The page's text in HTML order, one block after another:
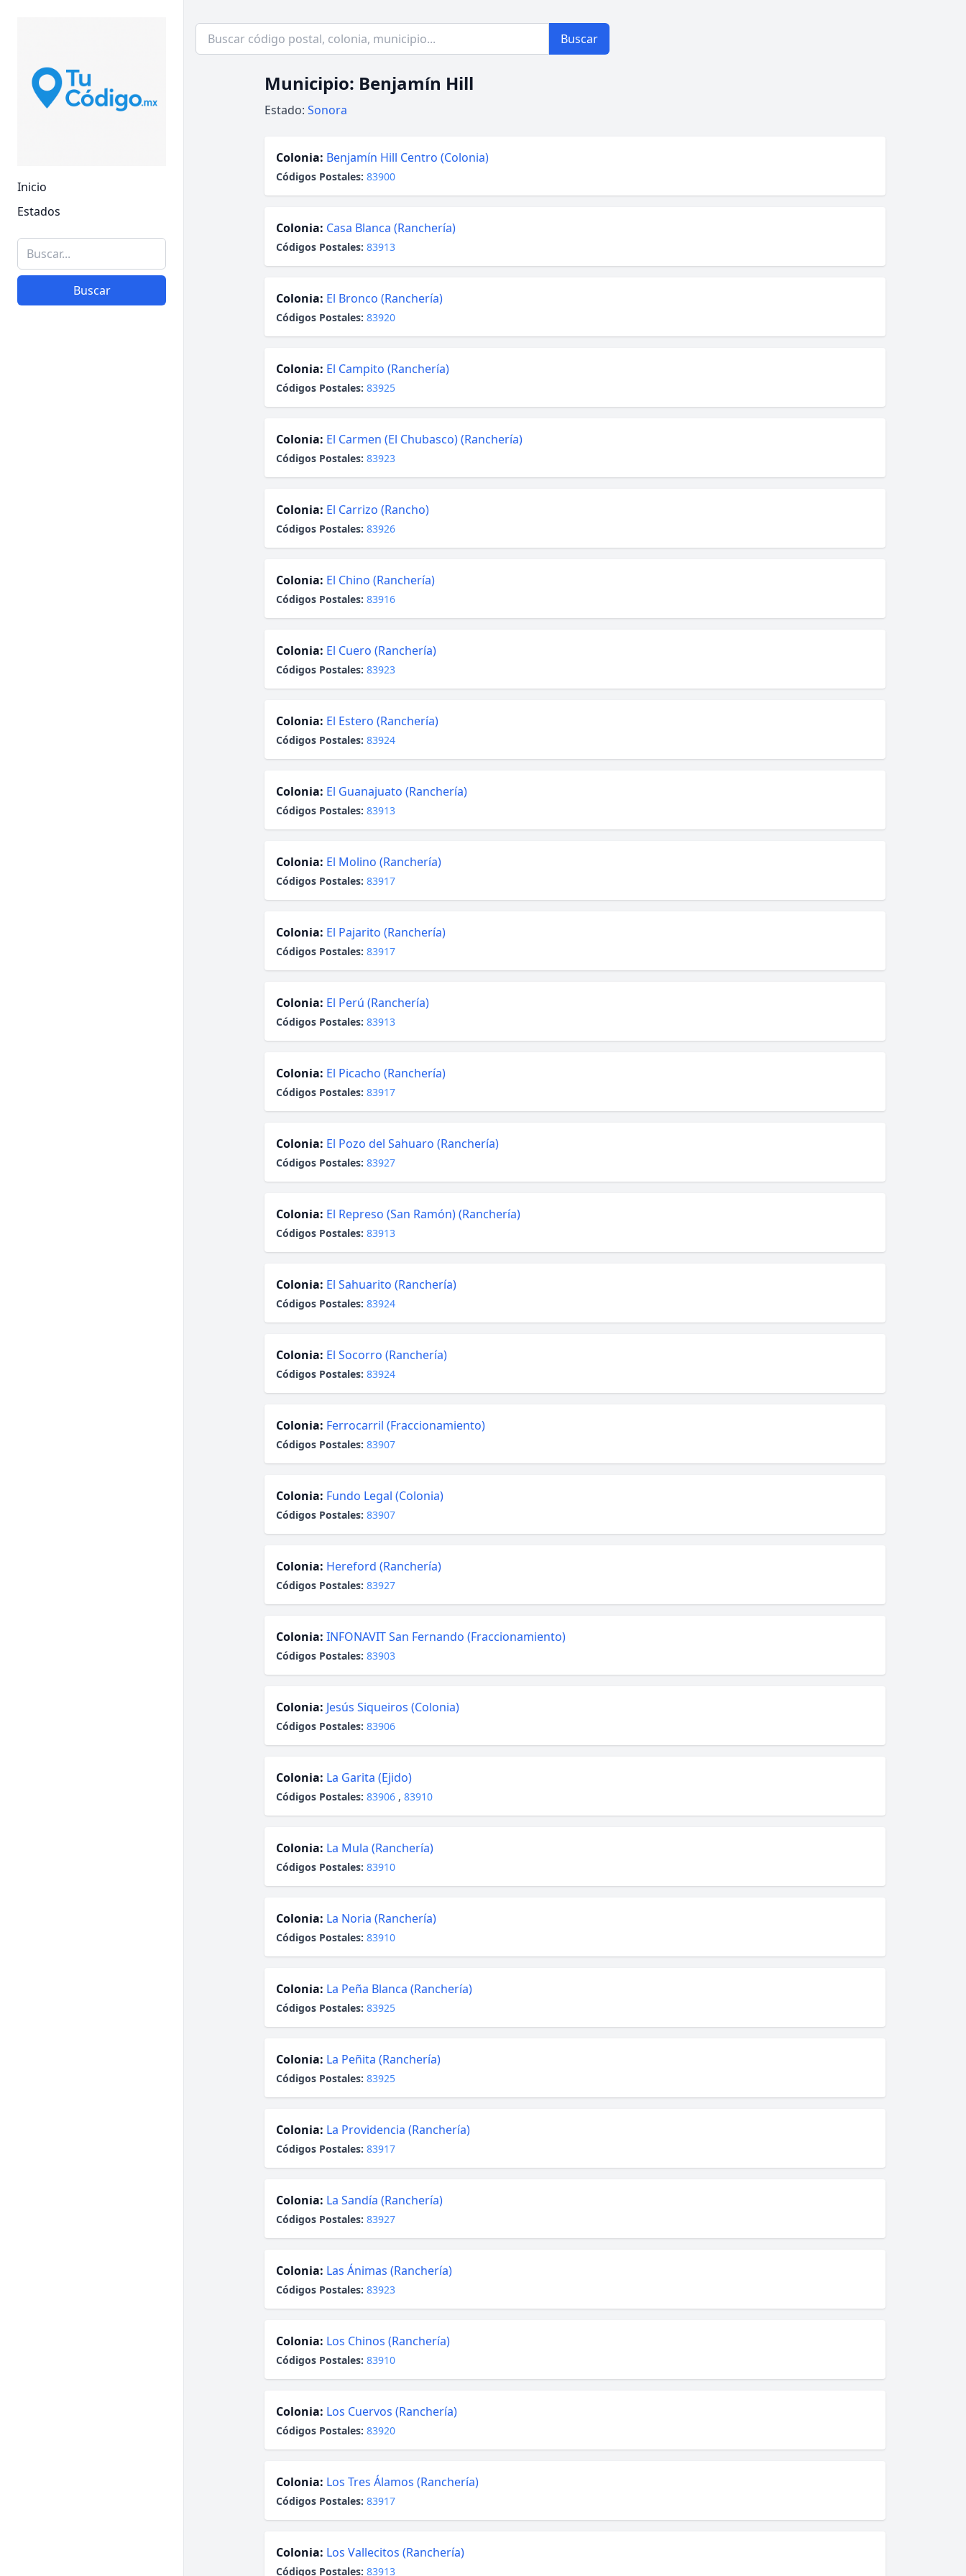
Inicio
Estados
Buscar
Buscar
Municipio: Benjamín Hill
Estado: Sonora
Colonia: Benjamín Hill Centro (Colonia)
Códigos Postales: 83900
Colonia: Casa Blanca (Ranchería)
Códigos Postales: 83913
Colonia: El Bronco (Ranchería)
Códigos Postales: 83920
Colonia: El Campito (Ranchería)
Códigos Postales: 83925
Colonia: El Carmen (El Chubasco) (Ranchería)
Códigos Postales: 83923
Colonia: El Carrizo (Rancho)
Códigos Postales: 83926
Colonia: El Chino (Ranchería)
Códigos Postales: 83916
Colonia: El Cuero (Ranchería)
Códigos Postales: 83923
Colonia: El Estero (Ranchería)
Códigos Postales: 83924
Colonia: El Guanajuato (Ranchería)
Códigos Postales: 83913
Colonia: El Molino (Ranchería)
Códigos Postales: 83917
Colonia: El Pajarito (Ranchería)
Códigos Postales: 83917
Colonia: El Perú (Ranchería)
Códigos Postales: 83913
Colonia: El Picacho (Ranchería)
Códigos Postales: 83917
Colonia: El Pozo del Sahuaro (Ranchería)
Códigos Postales: 83927
Colonia: El Represo (San Ramón) (Ranchería)
Códigos Postales: 83913
Colonia: El Sahuarito (Ranchería)
Códigos Postales: 83924
Colonia: El Socorro (Ranchería)
Códigos Postales: 83924
Colonia: Ferrocarril (Fraccionamiento)
Códigos Postales: 83907
Colonia: Fundo Legal (Colonia)
Códigos Postales: 83907
Colonia: Hereford (Ranchería)
Códigos Postales: 83927
Colonia: INFONAVIT San Fernando (Fraccionamiento)
Códigos Postales: 83903
Colonia: Jesús Siqueiros (Colonia)
Códigos Postales: 83906
Colonia: La Garita (Ejido)
Códigos Postales: 83906 , 83910
Colonia: La Mula (Ranchería)
Códigos Postales: 83910
Colonia: La Noria (Ranchería)
Códigos Postales: 83910
Colonia: La Peña Blanca (Ranchería)
Códigos Postales: 83925
Colonia: La Peñita (Ranchería)
Códigos Postales: 83925
Colonia: La Providencia (Ranchería)
Códigos Postales: 83917
Colonia: La Sandía (Ranchería)
Códigos Postales: 83927
Colonia: Las Ánimas (Ranchería)
Códigos Postales: 83923
Colonia: Los Chinos (Ranchería)
Códigos Postales: 83910
Colonia: Los Cuervos (Ranchería)
Códigos Postales: 83920
Colonia: Los Tres Álamos (Ranchería)
Códigos Postales: 83917
Colonia: Los Vallecitos (Ranchería)
Códigos Postales: 83913